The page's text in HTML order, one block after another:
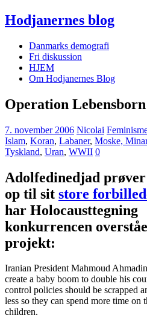
Hodjanernes blog
Danmarks demografi
Fri diskussion
HJEM
Om Hodjanernes Blog
Operation Lebensborn
7. november 2006 Nicolai
Islam, Koran, Labaner, Moske,
Tyskland, Uran, WWII 0
Adolfedinedjad
op til sit store
har Holocausttegning
konkurrencen
projekt:
Iranian President Mahmoud
create a baby boom to double his
control policies should be scrapped
less so they can spend more time on
children.